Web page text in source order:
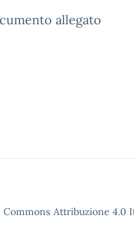
allegato
Attribuzione 4.0